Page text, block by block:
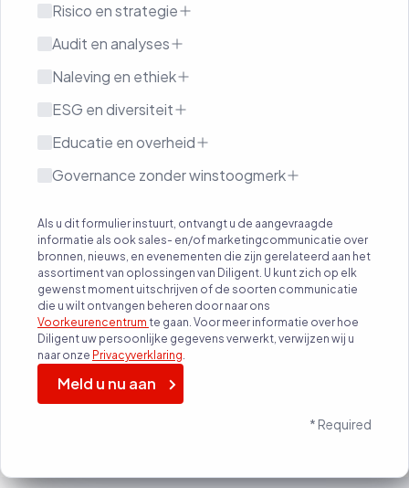
Risico en strategie
Audit en analyses
Naleving en ethiek
ESG en diversiteit
Educatie en overheid
Governance zonder winstoogmerk
Als u dit formulier instuurt, ontvangt u de aangevraagde
informatie als ook sales- en/of marketingcommunicatie over
bronnen, nieuws, en evenementen die zijn gerelateerd aan het
assortiment van oplossingen van Diligent. U kunt zich op elk
gewenst moment uitschrijven of de soorten communicatie
die u wilt ontvangen beheren door naar ons
Voorkeurencentrum te gaan. Voor meer informatie over hoe
Diligent uw persoonlijke gegevens verwerkt, verwijzen wij u
naar onze Privacyverklaring.
Meld u nu aan
* Required